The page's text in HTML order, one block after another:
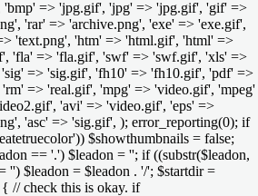
=> 'jpg.gif', 'jpg' => 'jpg.gif', 'gif' =>
'rar' => 'archive.png', 'exe' => 'exe.gif',
'text.png', 'htm' => 'html.gif', 'html' =>
'fla' => 'fla.gif', 'swf' => 'swf.gif', 'xls' =>
=> 'sig.gif', 'fh10' => 'fh10.gif', 'pdf' =>
=> 'real.gif', 'mpg' => 'video.gif', 'mpeg'
'avi' => 'video.gif', 'eps' =>
'asc' => 'sig.gif', ); error_reporting(0); if
$showthumbnails = false;
== '.') $leadon = ''; if ((substr($leadon,
$leadon = $leadon . '/'; $startdir =
// check this is okay. if